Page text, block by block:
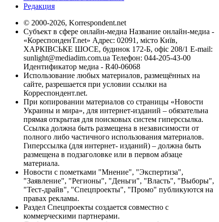
Редакция
© 2000-2026, Korrespondent.net
Субъект в сфере онлайн-медиа Название онлайн-медиа -
«КореспонденТ.net» Адрес: 02091, місто Київ,
ХАРКІВСЬКЕ ШОСЕ, будинок 172-Б, офіс 208/1 E-mail:
sunlight@mediadim.com.ua Телефон: 044-205-43-00
Идентификатор медиа - R40-06068
Использование любых материалов, размещённых на
сайте, разрешается при условии ссылки на
Корреспондент.net.
При копировании материалов со страницы «Новости
Украины и мира», для интернет-изданий – обязательна
прямая открытая для поисковых систем гиперссылка.
Ссылка должна быть размещена в независимости от
полного либо частичного использования материалов.
Гиперссылка (для интернет- изданий) – должна быть
размещена в подзаголовке или в первом абзаце
материала.
Новости с пометками "Мнение", "Экспертиза",
"Заявление", "Регионы", "Деньги", "Власть", "Выборы",
"Тест-драйв", "Спецпроекты", "Промо" публикуются на
правах рекламы.
Раздел Спецпроекты создается совместно с
коммерческими партнерами.